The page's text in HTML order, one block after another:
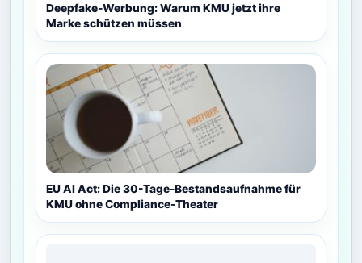
Deepfake-Werbung: Warum KMU jetzt ihre
Marke schützen müssen
EU AI Act: Die 30-Tage-Bestandsaufnahme für
KMU ohne Compliance-Theater